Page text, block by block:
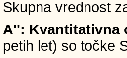
Skupna vrednost
A'': Kvantitativna
petih let) so točke